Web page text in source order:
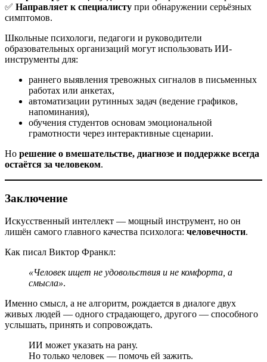
✅ Направляет к специалисту при обнаружении серьёзных
симптомов.
Школьные психологи, педагоги и руководители
образовательных организаций могут использовать ИИ-
инструменты для:
раннего выявления тревожных сигналов в письменных
работах или анкетах,
автоматизации рутинных задач (ведение графиков,
напоминания),
обучения студентов основам эмоциональной
грамотности через интерактивные сценарии.
Но решение о вмешательстве, диагнозе и поддержке всегда
остаётся за человеком.
Заключение
Искусственный интеллект — мощный инструмент, но он
лишён самого главного качества психолога: человечности.
Как писал Виктор Франкл:
«Человек ищет не удовольствия и не комфорта, а
смысла».
Именно смысл, а не алгоритм, рождается в диалоге двух
живых людей — одного страдающего, другого — способного
услышать, принять и сопровождать.
ИИ может указать на рану.
Но только человек — помочь ей зажить.